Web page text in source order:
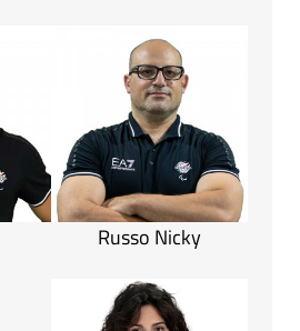
Russo Nicky